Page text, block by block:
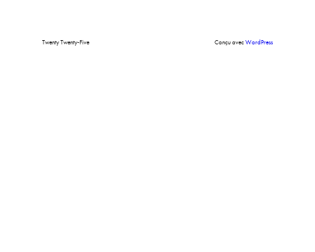
Twenty Twenty-Five Conçu avecWordPress